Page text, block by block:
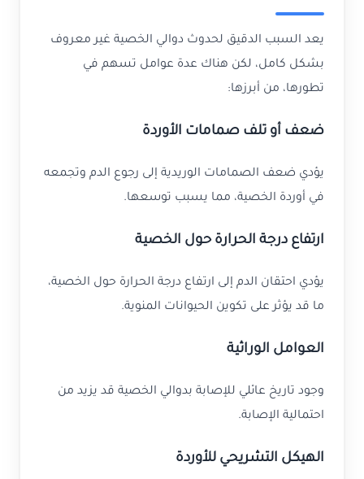
يعد السبب الدقيق لحدوث دوالي الخصية غير معروف
بشكل كامل، لكن هناك عدة عوامل تسهم في
تطورها، من أبرزها:
ضعف أو تلف صمامات الأوردة
يؤدي ضعف الصمامات الوريدية إلى رجوع الدم وتجمعه
في أوردة الخصية، مما يسبب توسعها.
ارتفاع درجة الحرارة حول الخصية
يؤدي احتقان الدم إلى ارتفاع درجة الحرارة حول الخصية،
ما قد يؤثر على تكوين الحيوانات المنوية.
العوامل الوراثية
وجود تاريخ عائلي للإصابة بدوالي الخصية قد يزيد من
احتمالية الإصابة.
الهيكل التشريحي للأوردة